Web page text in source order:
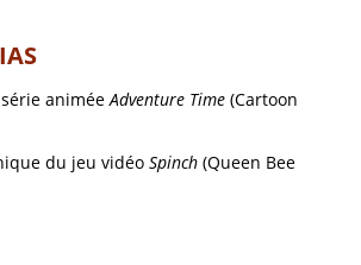
animéeAdventure Time (Cartoon
du jeu vidéoSpinch (Queen Bee